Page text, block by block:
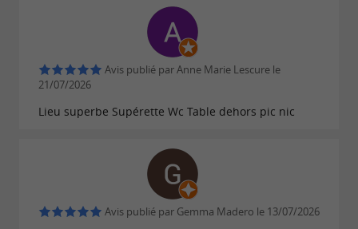
Avis publié par Anne Marie Lescure le
21/07/2026
Lieu superbe Supérette Wc Table dehors pic nic
Avis publié par Gemma Madero le 13/07/2026